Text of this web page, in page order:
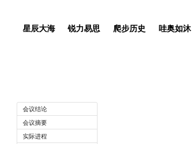
星辰大海 锐力易思 爬步历史 哇奥如沐
会议结论
会议摘要
实际进程